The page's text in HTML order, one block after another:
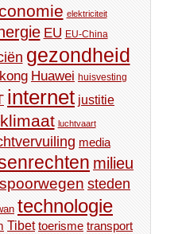
elektriciteit
EU EU-China
gezondheid
Huawei huisvesting
internet justitie
klimaat luchtvaart
media
milieu
spoorwegen steden
technologie
Tibet toerisme transport